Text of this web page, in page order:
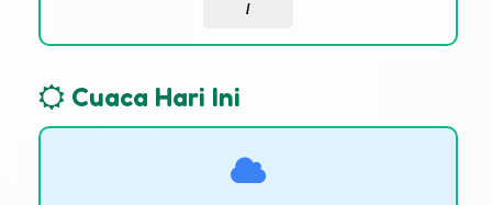
/
Cuaca Hari Ini